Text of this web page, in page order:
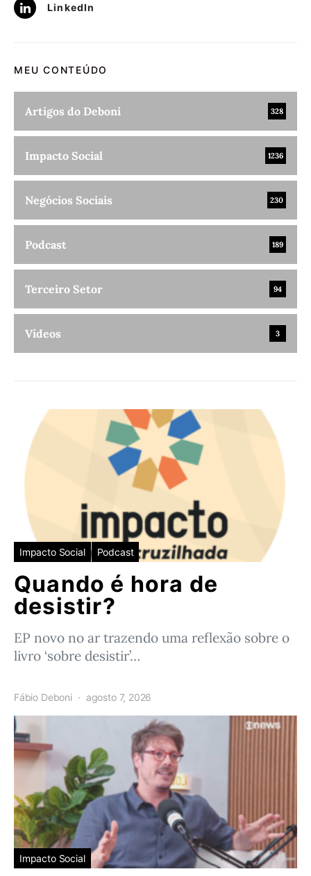
LinkedIn
MEU CONTEÚDO
Artigos do Deboni 328
Impacto Social 1236
Negócios Sociais 230
Podcast 189
Terceiro Setor 94
Vídeos 3
Impacto Social Podcast
Quando é hora de
desistir?
EP novo no ar trazendo uma reflexão sobre o
livro ‘sobre desistir’…
Fábio Deboni agosto 7, 2026
Impacto Social